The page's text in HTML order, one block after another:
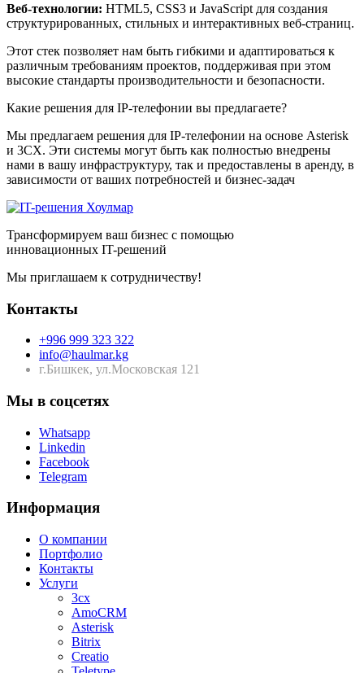
Веб-технологии: HTML5, CSS3 и JavaScript для создания
структурированных, стильных и интерактивных веб-страниц.
Этот стек позволяет нам быть гибкими и адаптироваться к
различным требованиям проектов, поддерживая при этом
высокие стандарты производительности и безопасности.
Какие решения для IP-телефонии вы предлагаете?
Мы предлагаем решения для IP-телефонии на основе Asterisk
и 3CX. Эти системы могут быть как полностью внедрены
нами в вашу инфраструктуру, так и предоставлены в аренду, в
зависимости от ваших потребностей и бизнес-задач
Трансформируем ваш бизнес с помощью
инновационных IT-решений
Мы приглашаем к сотрудничеству!
Контакты
+996 999 323 322
info@haulmar.kg
г.Бишкек, ул.Московская 121
Мы в соцсетях
Whatsapp
Linkedin
Facebook
Telegram
Информация
О компании
Портфолио
Контакты
Услуги
3cx
AmoCRM
Asterisk
Bitrix
Creatio